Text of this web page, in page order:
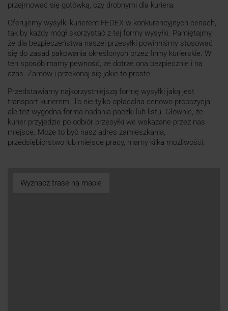
przejmować się gotówką, czy drobnymi dla kuriera.
Oferujemy wysyłki kurierem FEDEX w konkurencyjnych cenach,
tak by każdy mógł skorzystać z tej formy wysyłki. Pamiętajmy,
że dla bezpieczeństwa naszej przesyłki powinniśmy stosować
się do zasad pakowania określonych przez firmy kurierskie. W
ten sposób mamy pewność, że dotrze ona bezpiecznie i na
czas. Zamów i przekonaj się jakie to proste.
Przedstawiamy najkorzystniejszą formę wysyłki jaką jest
transport kurierem. To nie tylko opłacalna cenowo propozycja,
ale też wygodna forma nadania paczki lub listu. Głównie, że
kurier przyjedzie po odbiór przesyłki we wskazane przez nas
miejsce. Może to być nasz adres zamieszkania,
przedsiębiorstwo lub miejsce pracy, mamy kilka możliwości.
Wyznacz trase na mapie